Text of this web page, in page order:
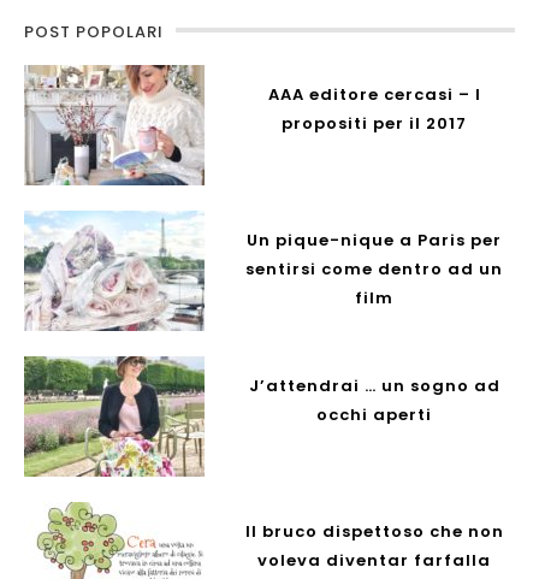
POST POPOLARI
AAA editore cercasi – I
propositi per il 2017
Un pique-nique a Paris per
sentirsi come dentro ad un
film
J’attendrai … un sogno ad
occhi aperti
Il bruco dispettoso che non
voleva diventar farfalla